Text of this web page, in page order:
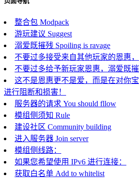
整合包 Modpack
游玩建议 Suggest
溺爱既摧残 Spoiling is ravage
不要过多接受来自其他玩家的恩惠，
不要过多给予新玩家恩惠，溺爱既摧
这不是恩惠更不是爱，而是在对你
进行阻断和损害！
服务器的请求 You should fllow
模组侧须知 Rule
建设社区 Community building
进入服务器 Join server
模组侧线路：
如果您希望使用 IPv6 进行连接：
获取白名单 Add to whitelist